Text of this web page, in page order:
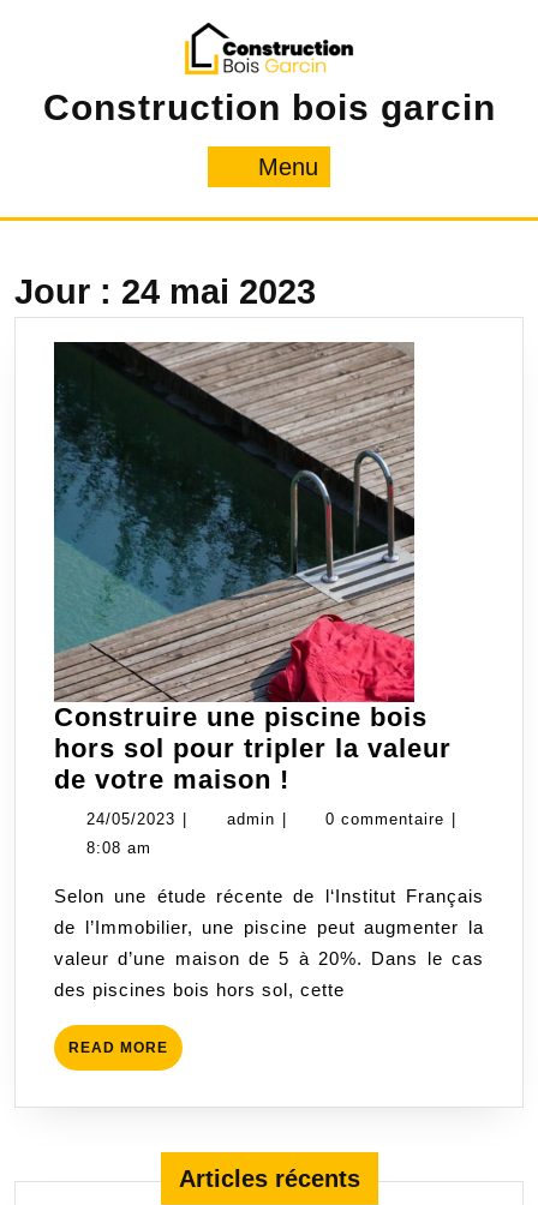
Construction bois garcin
Menu
Jour : 24 mai 2023
Construire une piscine bois
hors sol pour tripler la valeur
de votre maison !
une
hors
sol
pour
tripler
maison
!
24/05/2023 24/05/2023
admin admin0 commentaire
8:08 am
Selon une étude récente de l‘Institut Français
de l’Immobilier, une piscine peut augmenter la
valeur d’une maison de 5 à 20%. Dans le cas
des piscines bois hors sol, cette
READ MORE READ
MORE
Articles récents